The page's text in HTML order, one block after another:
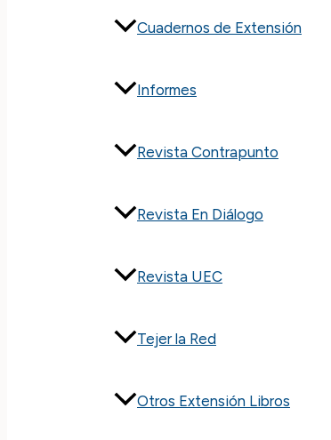
Cuadernos de Extensión
Informes
Revista Contrapunto
Revista En Diálogo
Revista UEC
Tejer la Red
Otros Extensión Libros